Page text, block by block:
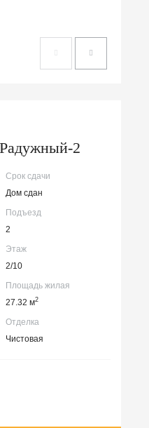
2
Срок сдачи
Дом сдан
Подъезд
2
Этаж
2/10
Площадь жилая
27.32 м2
Отделка
Чистовая